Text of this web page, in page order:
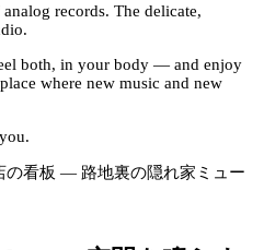
records. The delicate,
both, in your body — and enjoy
where new music and new